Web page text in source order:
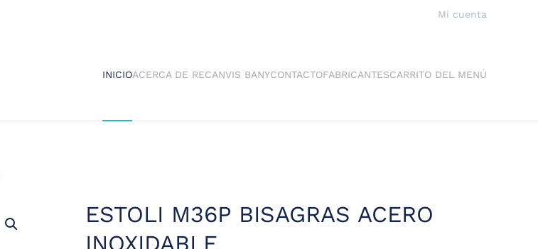
Mi cuenta
INICIOACERCA DE RECANVIS BANYCONTACTOFABRICANTESCARRITO DEL MENÚ
ESTOLI M36P BISAGRAS ACERO
INOXIDABLE